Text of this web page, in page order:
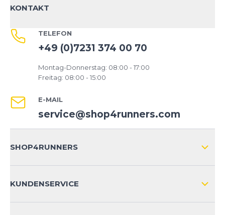
KONTAKT
TELEFON
+49 (0)7231 374 00 70
Montag-Donnerstag: 08:00 - 17:00
Freitag: 08:00 - 15:00
E-MAIL
service@shop4runners.com
SHOP4RUNNERS
KUNDENSERVICE